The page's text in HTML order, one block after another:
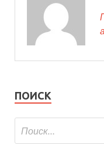
ПОИСК